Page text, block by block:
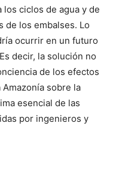
los ciclos de agua y de
de los embalses. Lo
ocurrir en un futuro
decir, la solución no
de los efectos
sobre la
esencial de las
por ingenieros y